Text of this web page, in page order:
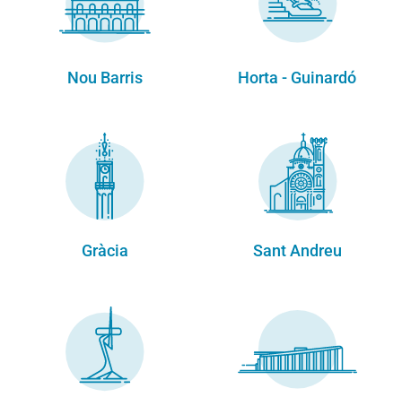
Nou Barris Horta - Guinardó
Gràcia Sant Andreu